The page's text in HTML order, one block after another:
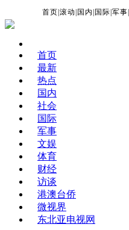
首页 |滚动 国内 国际 |军事
首页
最新
热点
国内
社会
国际
军事
文娱
体育
财经
访谈
港澳台侨
微视界
东北亚电视网